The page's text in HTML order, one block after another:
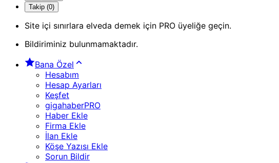
Takip (0)
Site içi sınırlara elveda demek için PRO üyeliğe geçin.
Bildiriminiz bulunmamaktadır.
Bana Özel
Hesabım
Hesap Ayarları
Keşfet
gigahaberPRO
Haber Ekle
Firma Ekle
İlan Ekle
Köşe Yazısı Ekle
Sorun Bildir